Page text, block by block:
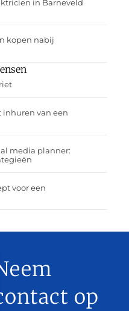
in Barneveld
kopen nabij
inhuren van een
media planner:
voor een
op